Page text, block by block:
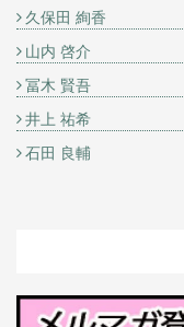
久保田 絢香
山内 啓介
冨木 賢吾
井上 祐希
石田 良輔